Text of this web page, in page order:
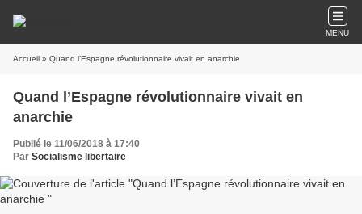
MENU
Accueil » Quand l’Espagne révolutionnaire vivait en anarchie
Quand l’Espagne révolutionnaire vivait en
anarchie
Publié le 11/06/2018 à 17:40
Par Socialisme libertaire